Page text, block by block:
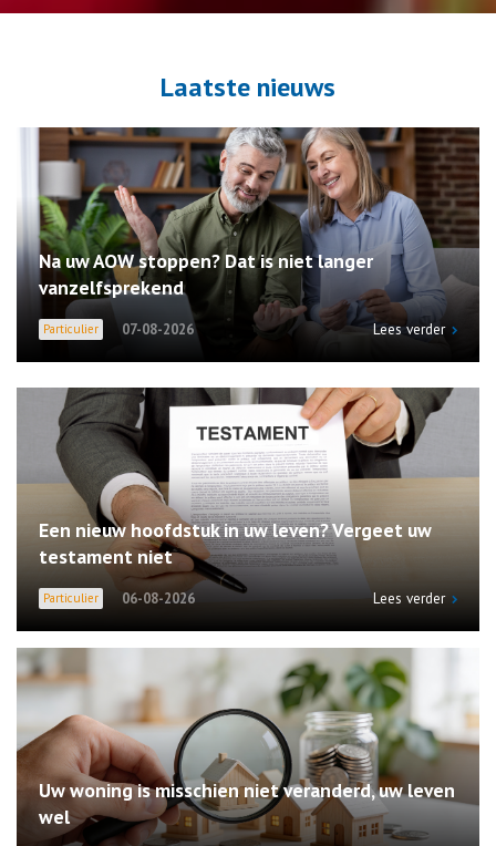
Laatste nieuws
Particulier 07-08-2026
Na uw AOW stoppen? Dat is niet langer
vanzelfsprekend
Lees verder
Particulier 06-08-2026
Een nieuw hoofdstuk in uw leven? Vergeet uw
testament niet
Lees verder
Uw woning is misschien niet veranderd, uw leven
wel